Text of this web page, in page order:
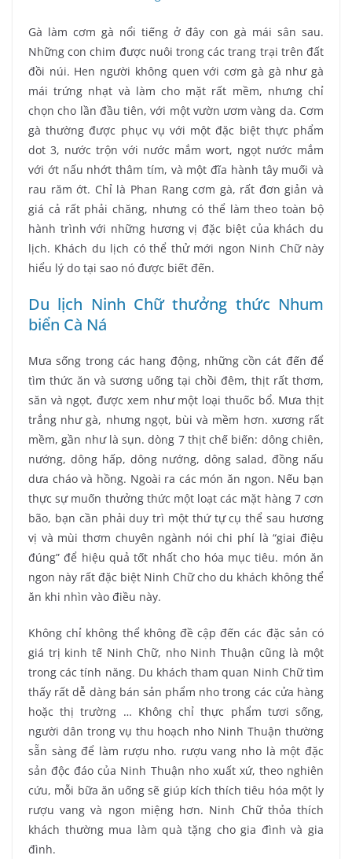
Gà làm cơm gà nổi tiếng ở đây con gà mái sân sau.
Những con chim được nuôi trong các trang trại trên đất
đồi núi. Hen người không quen với cơm gà gà như gà
mái trứng nhạt và làm cho mặt rất mềm, nhưng chỉ
chọn cho lần đầu tiên, với một vườn ươm vàng da. Cơm
gà thường được phục vụ với một đặc biệt thực phẩm
dot 3, nước trộn với nước mắm wort, ngọt nước mắm
với ớt nấu nhớt thâm tím, và một đĩa hành tây muối và
rau răm ớt. Chỉ là Phan Rang cơm gà, rất đơn giản và
giá cả rất phải chăng, nhưng có thể làm theo toàn bộ
hành trình với những hương vị đặc biệt của khách du
lịch. Khách du lịch có thể thử mới ngon Ninh Chữ này
hiểu lý do tại sao nó được biết đến.
Du lịch Ninh Chữ thưởng thức Nhum
biển Cà Ná
Mưa sống trong các hang động, những cồn cát đến để
tìm thức ăn và sương uống tại chồi đêm, thịt rất thơm,
săn và ngọt, được xem như một loại thuốc bổ. Mưa thịt
trắng như gà, nhưng ngọt, bùi và mềm hơn. xương rất
mềm, gần như là sụn. dòng 7 thịt chế biến: dông chiên,
nướng, dông hấp, dông nướng, dông salad, đồng nấu
dưa cháo và hồng. Ngoài ra các món ăn ngon. Nếu bạn
thực sự muốn thưởng thức một loạt các mặt hàng 7 cơn
bão, bạn cần phải duy trì một thứ tự cụ thể sau hương
vị và mùi thơm chuyên ngành nói chi phí là “giai điệu
đúng” để hiệu quả tốt nhất cho hóa mục tiêu. món ăn
ngon này rất đặc biệt Ninh Chữ cho du khách không thể
ăn khi nhìn vào điều này.
Không chỉ không thể không đề cập đến các đặc sản có
giá trị kinh tế Ninh Chữ, nho Ninh Thuận cũng là một
trong các tính năng. Du khách tham quan Ninh Chữ tìm
thấy rất dễ dàng bán sản phẩm nho trong các cửa hàng
hoặc thị trường … Không chỉ thực phẩm tươi sống,
người dân trong vụ thu hoạch nho Ninh Thuận thường
sẵn sàng để làm rượu nho. rượu vang nho là một đặc
sản độc đáo của Ninh Thuận nho xuất xứ, theo nghiên
cứu, mỗi bữa ăn uống sẽ giúp kích thích tiêu hóa một ly
rượu vang và ngon miệng hơn. Ninh Chữ thỏa thích
khách thường mua làm quà tặng cho gia đình và gia
đình.